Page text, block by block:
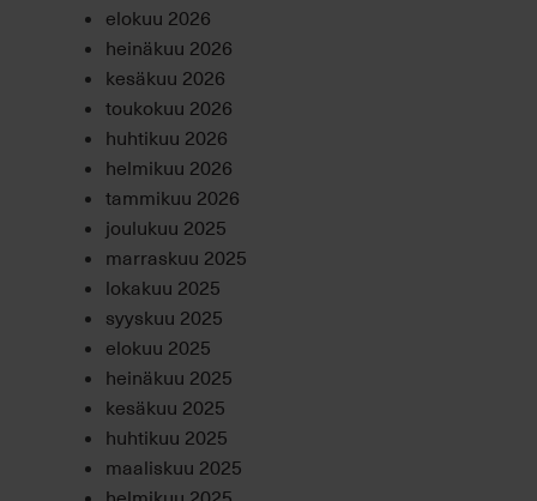
elokuu 2026
heinäkuu 2026
kesäkuu 2026
toukokuu 2026
huhtikuu 2026
helmikuu 2026
tammikuu 2026
joulukuu 2025
marraskuu 2025
lokakuu 2025
syyskuu 2025
elokuu 2025
heinäkuu 2025
kesäkuu 2025
huhtikuu 2025
maaliskuu 2025